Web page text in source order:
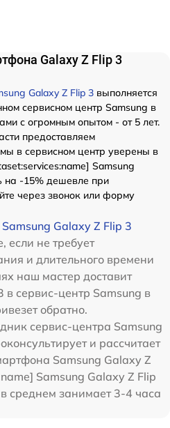
Galaxy Z Flip 3
Galaxy Z Flip 3 выполняется
сервисном центр Samsung в
с огромным опытом - от 5 лет.
предоставляем
в сервисном центр уверены в
Samsung
на -15% дешевле при
через звонок или форму
Galaxy Z Flip 3
если не требует
и длительного времени
наш мастер доставит
в сервис-центр Samsung в
обратно.
сервис-центра Samsung
и рассчитает
Samsung Galaxy Z
Samsung Galaxy Z Flip
среднем занимает 3-4 часа